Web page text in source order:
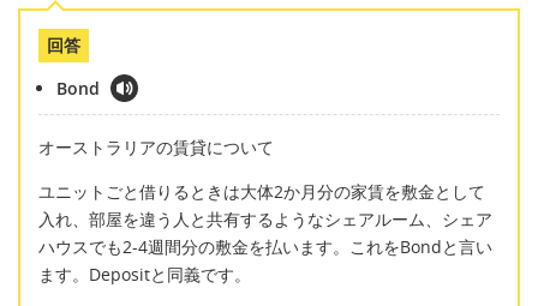
回答
Bond
オーストラリアの賃貸について
ユニットごと借りるときは大体2か月分の家賃を敷金として
入れ、部屋を違う人と共有するようなシェアルーム、シェア
ハウスでも2-4週間分の敷金を払います。これをBondと言い
ます。Depositと同義です。